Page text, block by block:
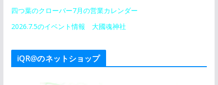
四つ葉のクローバー7月の営業カレンダー
2026.7.5のイベント情報 大國魂神社
iQR@のネットショップ